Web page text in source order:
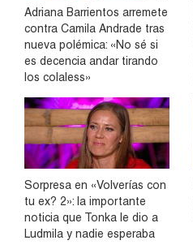
Adriana Barrientos arremete
contra Camila Andrade tras
nueva polémica: «No sé si
es decencia andar tirando
los colaless»
Sorpresa en «Volverías con
tu ex? 2»: la importante
noticia que Tonka le dio a
Ludmila y nadie esperaba